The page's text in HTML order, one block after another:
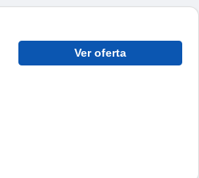
Ver oferta